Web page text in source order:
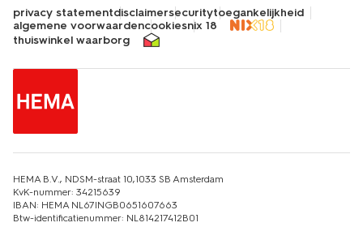
privacy statementdisclaimersecuritytoegankelijkheid
algemene voorwaardencookiesnix 18
thuiswinkel waarborg
HEMA B.V., NDSM-straat 10,1033 SB Amsterdam
KvK-nummer: 34215639
IBAN: HEMA NL67INGB0651607663
Btw-identificatienummer: NL814217412B01